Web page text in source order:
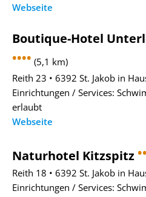
Webseite
Boutique-Hotel
•••• (5,1 km)
Reith 23 • 6392 St. Jakob in
Einrichtungen / Services:
erlaubt
Webseite
Naturhotel Kitzspitz
Reith 18 • 6392 St. Jakob in
Einrichtungen / Services: